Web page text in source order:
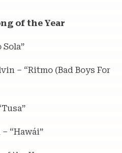
of the Year
Sola”
– “Ritmo (Bad Boys For
“Hawái”